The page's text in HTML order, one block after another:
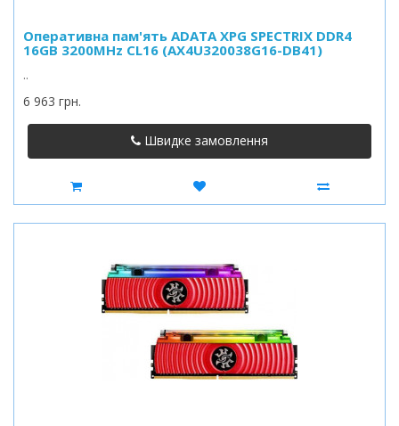
Оперативна пам'ять ADATA XPG SPECTRIX DDR4
16GB 3200MHz CL16 (AX4U320038G16-DB41)
..
6 963 грн.
Швидке замовлення